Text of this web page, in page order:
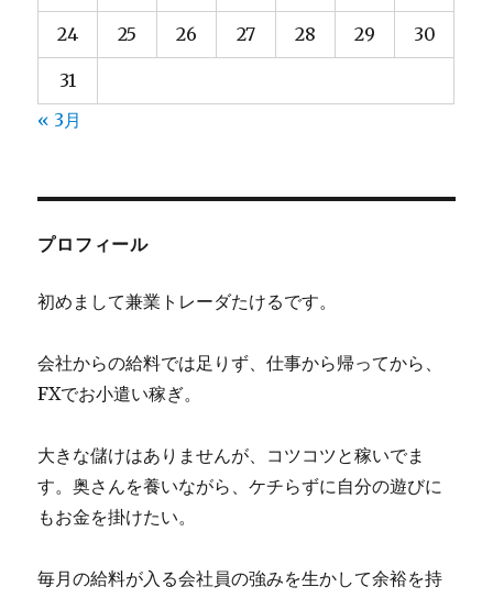
24 25 26 27 28 29 30
31
« 3月
プロフィール
初めまして兼業トレーダたけるです。
会社からの給料では足りず、仕事から帰ってから、
FXでお小遣い稼ぎ。
大きな儲けはありませんが、コツコツと稼いでま
す。奥さんを養いながら、ケチらずに自分の遊びに
もお金を掛けたい。
毎月の給料が入る会社員の強みを生かして余裕を持